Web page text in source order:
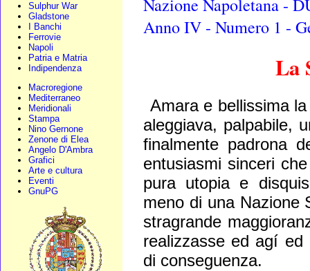
Sulphur War
Gladstone
I Banchi
Ferrovie
Napoli
Patria e Matria
Indipendenza
Macroregione
Mediterraneo
Meridionali
Stampa
Nino Gernone
Zenone di Elea
Angelo D'Ambra
Grafici
Arte e cultura
Eventi
GnuPG
Nazione Napoletana -
Anno IV - Numero 1 -
La
Amara e bellissima
aleggiava, palpabile,
finalmente padrona
entusiasmi sinceri
pura utopia e
meno di una Nazione
stragrande
realizzasse ed agí
di conseguenza.